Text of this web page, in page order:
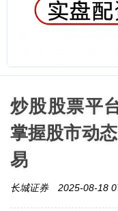
炒股股票平
掌握股市动
易
长城证券 2025-08-18